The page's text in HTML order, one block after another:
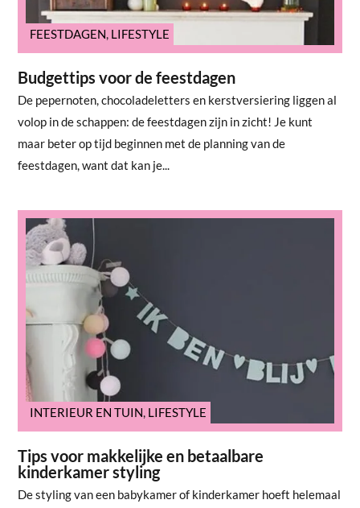
FEESTDAGEN, LIFESTYLE
Budgettips voor de feestdagen
De pepernoten, chocoladeletters en kerstversiering liggen al
volop in de schappen: de feestdagen zijn in zicht! Je kunt
maar beter op tijd beginnen met de planning van de
feestdagen, want dat kan je...
INTERIEUR EN TUIN, LIFESTYLE
Tips voor makkelijke en betaalbare
kinderkamer styling
De styling van een babykamer of kinderkamer hoeft helemaal